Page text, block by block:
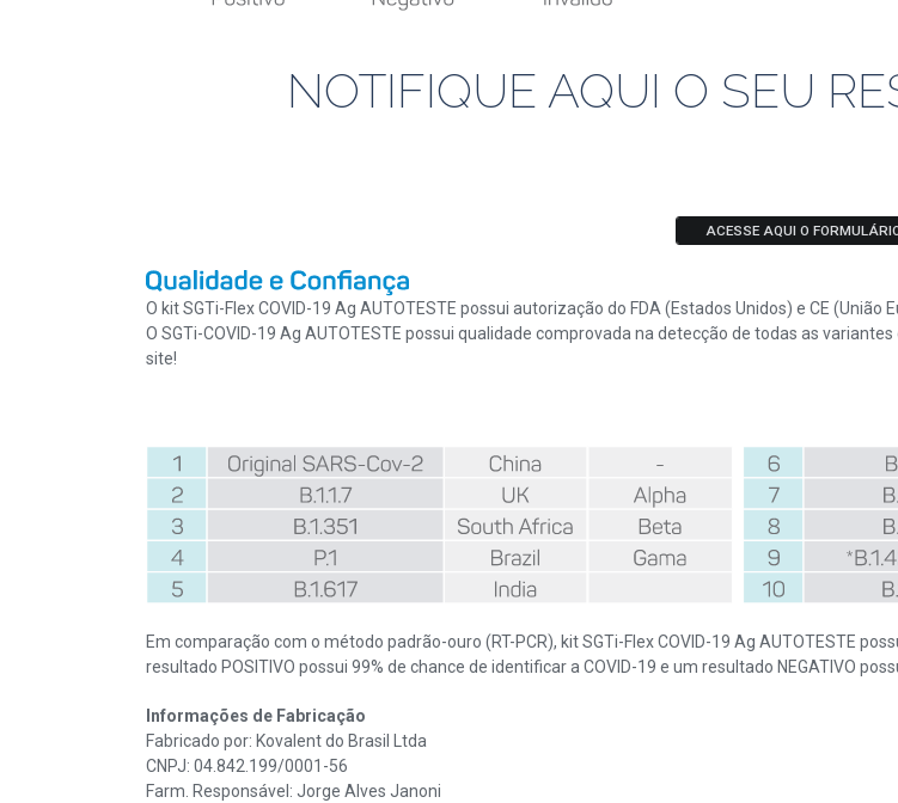
NOTIFIQUE AQUI O SEU
ACESSE AQUI O
O kit SGTi-Flex COVID-19 Ag AUTOTESTE possui autorização do FDA (Estados Unidos) e CE
O SGTi-COVID-19 Ag AUTOTESTE possui qualidade comprovada na detecção de todas as
site!
Em comparação com o método padrão-ouro (RT-PCR), kit SGTi-Flex COVID-19 Ag AUTOTESTE
resultado POSITIVO possui 99% de chance de identificar a COVID-19 e um resultado NEGATIVO
Informações de Fabricação
Fabricado por: Kovalent do Brasil Ltda
CNPJ: 04.842.199/0001-56
Farm. Responsável: Jorge Alves Janoni